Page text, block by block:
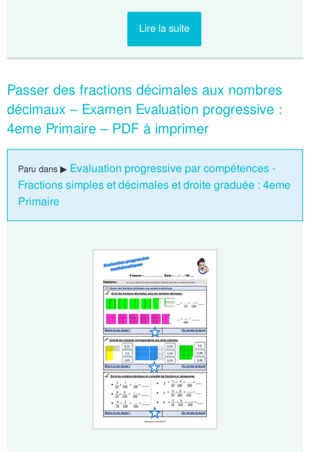
Lire la suite
Passer des fractions décimales aux nombres
décimaux – Examen Evaluation progressive :
4eme Primaire – PDF à imprimer
Paru dans ▶ Evaluation progressive par compétences -
Fractions simples et décimales et droite graduée : 4eme
Primaire